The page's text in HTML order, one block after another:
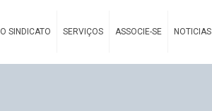
O SINDICATO SERVIÇOS ASSOCIE-SE NOTICIAS